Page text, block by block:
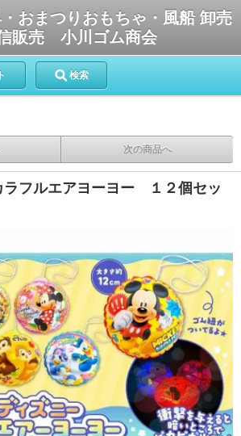
おまつりおもちゃ・風船 卸売
販売 小川ゴム商会
検索
次の商品へ
ラフルエアヨーヨー １２個セッ